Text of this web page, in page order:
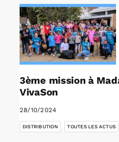
3ème mission à
VivaSon
28/10/2024
DISTRIBUTION TOUTES LES ACTUS